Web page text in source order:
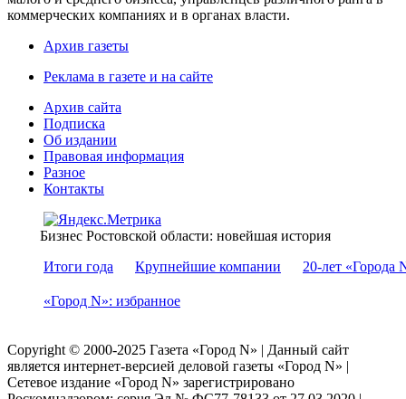
коммерческих компаниях и в органах власти.
Архив газеты
Реклама в газете и на сайте
Архив сайта
Подписка
Об издании
Правовая информация
Разное
Контакты
Бизнес Ростовской области: новейшая история
Итоги года
Крупнейшие компании 20-лет «Города
«Город N»: избранное
Copyright © 2000-2025 Газета «Город N» | Данный сайт
является интернет-версией деловой газеты «Город N» |
Сетевое издание «Город N» зарегистрировано